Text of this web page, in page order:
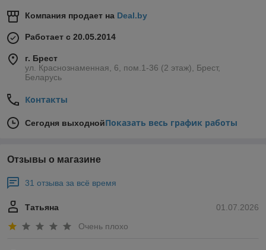
Компания продает на Deal.by
Работает с 20.05.2014
г. Брест
ул. Краснознаменная, 6, пом.1-36 (2 этаж), Брест,
Беларусь
Контакты
Сегодня выходнойПоказать весь график работы
Отзывы о магазине
31 отзыва за всё время
01.07.2026
Татьяна
Очень плохо